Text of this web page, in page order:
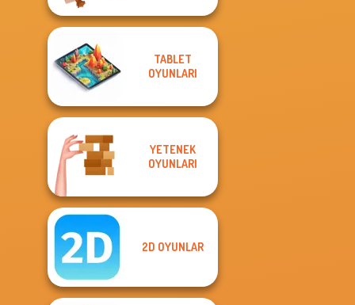
TABLET
OYUNLARI
YETENEK
OYUNLARI
2D OYUNLAR